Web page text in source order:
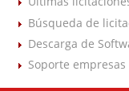
Búsqueda de
Descarga de
Soporte